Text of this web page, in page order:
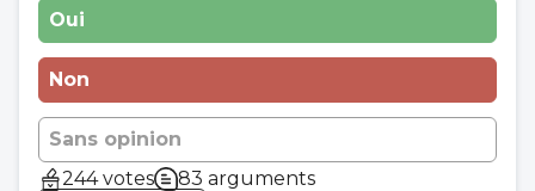
Oui
Non
Sans opinion
244 votes
83 arguments